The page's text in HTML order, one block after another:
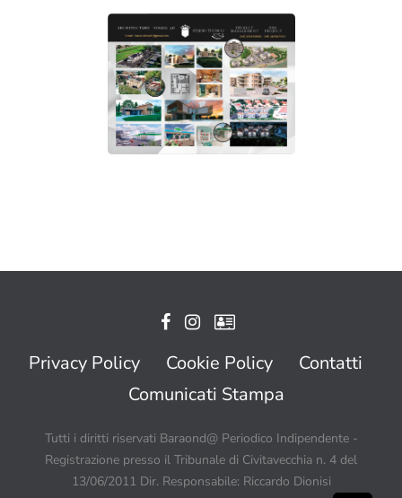
Privacy Policy Cookie Policy
Contatti
Comunicati Stampa
Tutti i diritti riservati Baraond@ Periodico Indipendente -
Registrazione presso il Tribunale di Civitavecchia n. 4 del
13/06/2011 Dir. Responsabile: Riccardo Dionisi